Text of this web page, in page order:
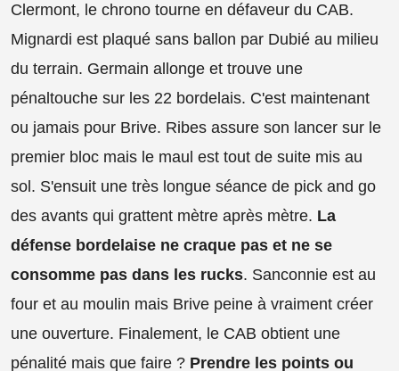
Clermont, le chrono tourne en défaveur du CAB.
Mignardi est plaqué sans ballon par Dubié au milieu
du terrain. Germain allonge et trouve une
pénaltouche sur les 22 bordelais. C'est maintenant
ou jamais pour Brive. Ribes assure son lancer sur le
premier bloc mais le maul est tout de suite mis au
sol. S'ensuit une très longue séance de pick and go
des avants qui grattent mètre après mètre. La
défense bordelaise ne craque pas et ne se
consomme pas dans les rucks. Sanconnie est au
four et au moulin mais Brive peine à vraiment créer
une ouverture. Finalement, le CAB obtient une
pénalité mais que faire ? Prendre les points ou